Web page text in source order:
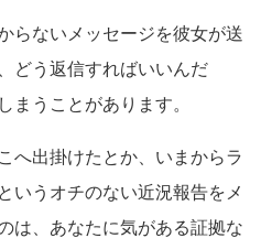
らないメッセージを彼女が送
どう返信すればいいんだ
まうことがあります。
へ出掛けたとか、いまからラ
いうオチのない近況報告をメ
は、あなたに気がある証拠な